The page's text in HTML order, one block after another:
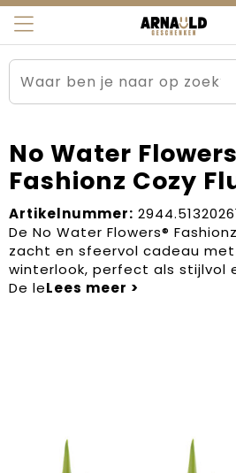
Relatiegeschenken
Sportkleding
Werkkleding
Kleding en textiel
Tassen
Beurs en Evenementen
Brievenbuspakketten
Carnaval
Dag van de Zorg
Kerstartikelen
Arnauld Kerstpakketten
MijnEigenKadootje
Ons team
Contact
Blogs
No Water
Fashionz Cozy
Artikelnummer:
De No Water Flowers®
zacht en sfeervol cadeau met
winterlook, perfect als stijlvol
De le